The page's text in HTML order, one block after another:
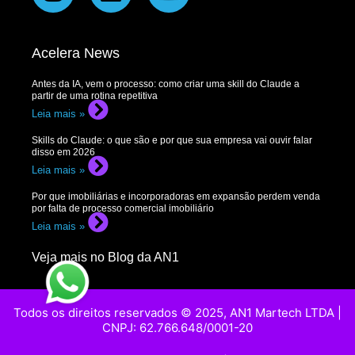
Acelera News
Antes da IA, vem o processo: como criar uma skill do Claude a
partir de uma rotina repetitiva
Leia mais »
Skills do Claude: o que são e por que sua empresa vai ouvir falar
disso em 2026
Leia mais »
Por que imobiliárias e incorporadoras em expansão perdem venda
por falta de processo comercial imobiliário
Leia mais »
Veja mais no Blog da AN1
Todos os direitos reservados © 2025, AN1 Martech LTDA |
CNPJ: 62.766.648/0001-20